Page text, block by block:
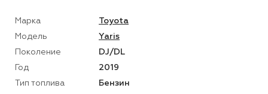
Марка
Toyota
Модель
Yaris
Поколение
DJ/DL
Год
2019
Тип топлива
Бензин